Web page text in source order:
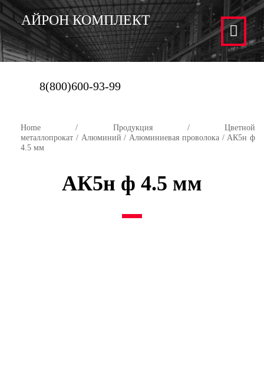
АЙРОН КОМПЛЕКТ
8(800)600-93-99
Home / Продукция/ Цветной
металлопрокат / Алюминий / Алюминиевая проволока/ АК5н ф
4.5 мм
АК5н ф 4.5 мм